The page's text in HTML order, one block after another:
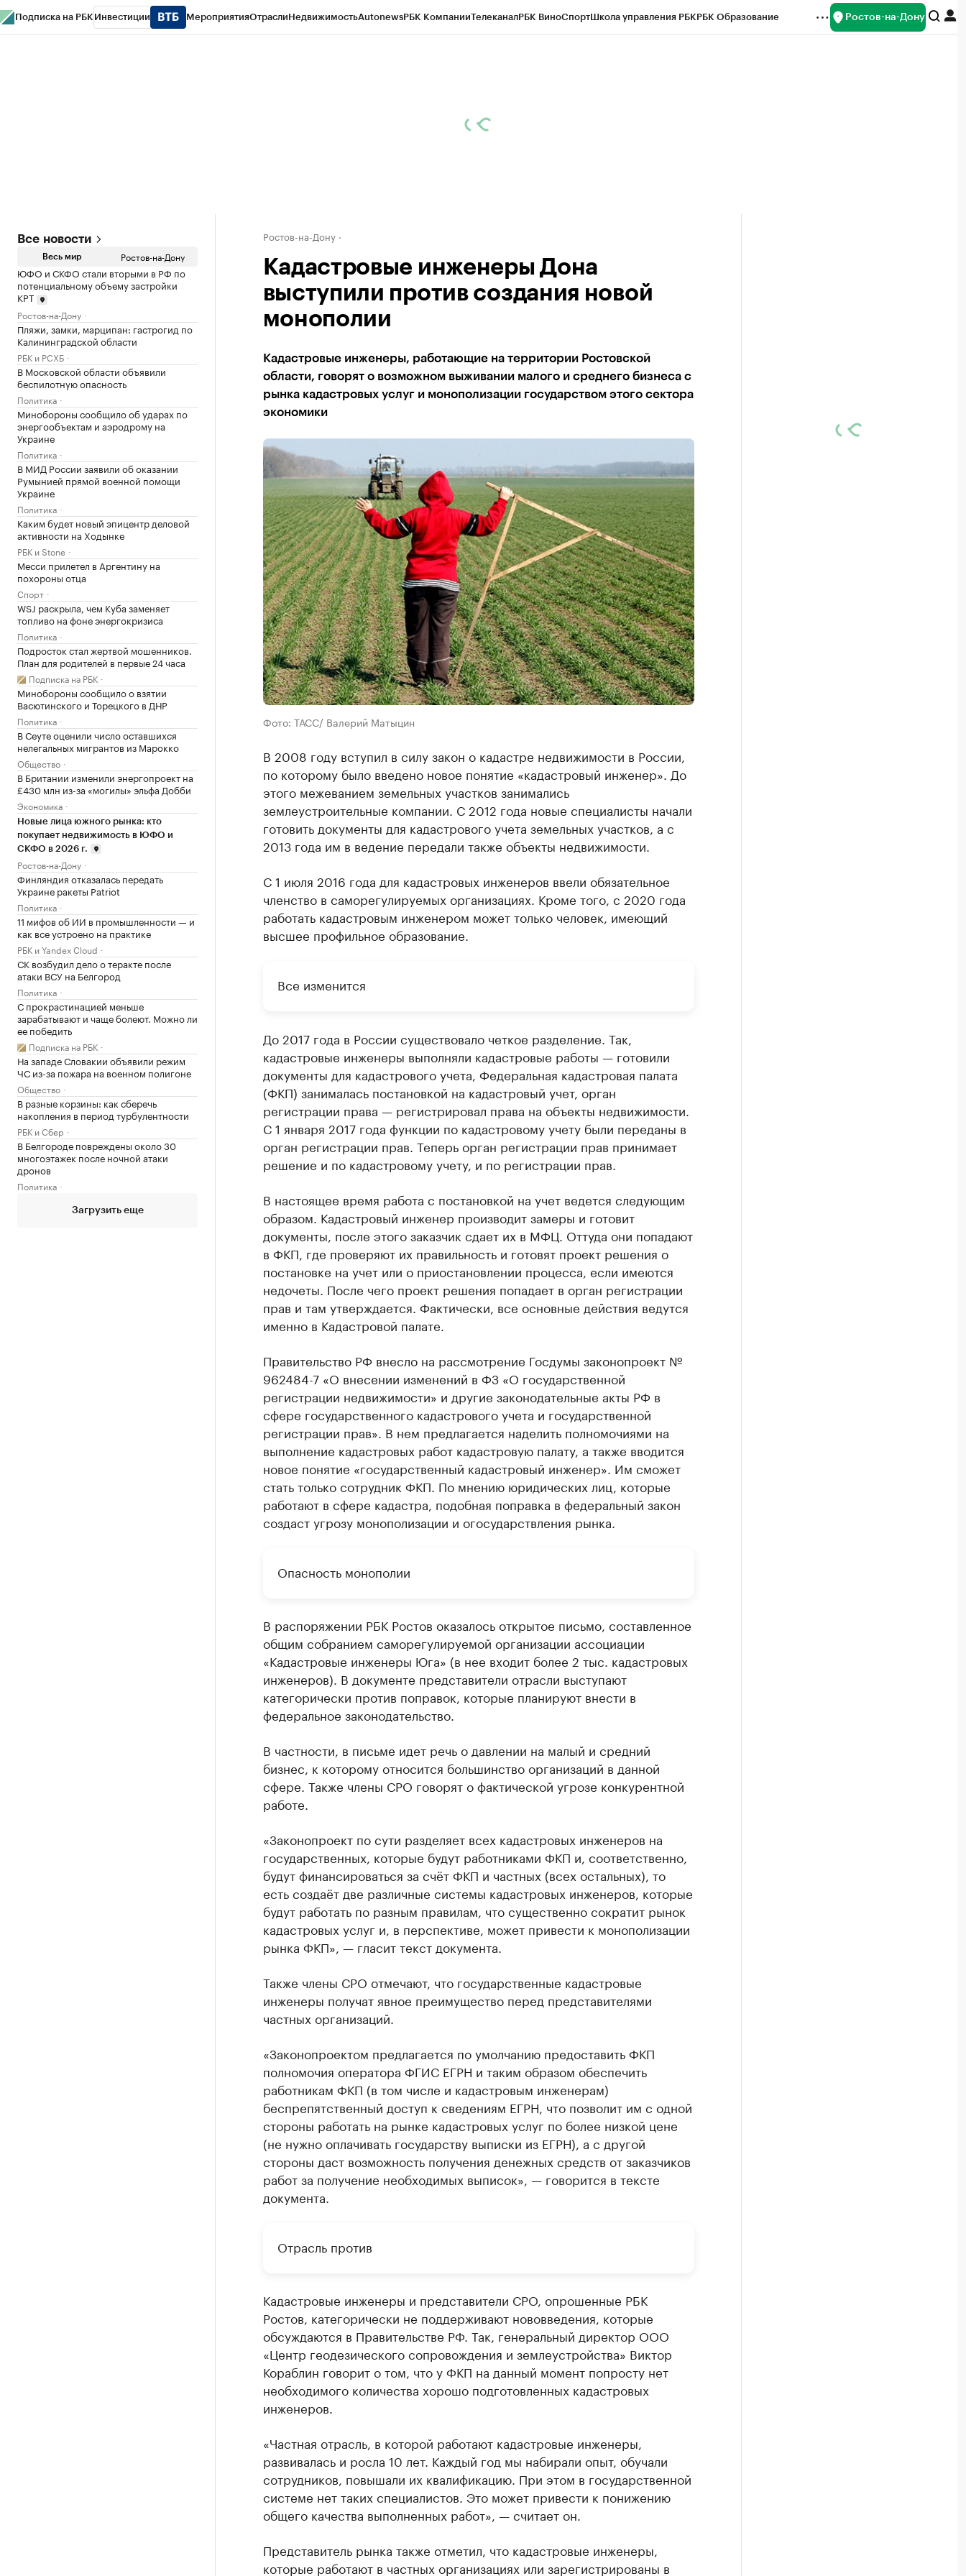
Подписка на РБК Инвестиции МероприятияОтраслиНедвижимостьAutonewsРБК КомпанииТелеканалРБК ВиноСпортШкола управления РБКРБК Образование Ростов-на-Дону
Все новости
Весь мир Ростов-на-Дону
ЮФО и СКФО стали вторыми в РФ по
потенциальному объему застройки
КРТ
Ростов-на-Дону
Пляжи, замки, марципан: гастрогид по
Калининградской области
РБК и РСХБ
В Московской области объявили
беспилотную опасность
Политика
Минобороны сообщило об ударах по
энергообъектам и аэродрому на
Украине
Политика
В МИД России заявили об оказании
Румынией прямой военной помощи
Украине
Политика
Каким будет новый эпицентр деловой
активности на Ходынке
РБК и Stone
Месси прилетел в Аргентину на
похороны отца
Спорт
WSJ раскрыла, чем Куба заменяет
топливо на фоне энергокризиса
Политика
Подросток стал жертвой мошенников.
План для родителей в первые 24 часа
Подписка на РБК
Минобороны сообщило о взятии
Васютинского и Торецкого в ДНР
Политика
В Сеуте оценили число оставшихся
нелегальных мигрантов из Марокко
Общество
В Британии изменили энергопроект на
£430 млн из-за «могилы» эльфа Добби
Экономика
Новые лица южного рынка: кто
покупает недвижимость в ЮФО и
СКФО в 2026 г.
Ростов-на-Дону
Финляндия отказалась передать
Украине ракеты Patriot
Политика
11 мифов об ИИ в промышленности — и
как все устроено на практике
РБК и Yandex Cloud
СК возбудил дело о теракте после
атаки ВСУ на Белгород
Политика
С прокрастинацией меньше
зарабатывают и чаще болеют. Можно ли
ее победить
Подписка на РБК
На западе Словакии объявили режим
ЧС из-за пожара на военном полигоне
Общество
В разные корзины: как сберечь
накопления в период турбулентности
РБК и Сбер
В Белгороде повреждены около 30
многоэтажек после ночной атаки
дронов
Политика
Загрузить еще
Ростов-на-Дону
Кадастровые инженеры Дона
выступили против создания новой
монополии
Кадастровые инженеры, работающие на территории Ростовской
области, говорят о возможном выживании малого и среднего бизнеса с
рынка кадастровых услуг и монополизации государством этого сектора
экономики
Фото: ТАСС/ Валерий Матыцин
В 2008 году вступил в силу закон о кадастре недвижимости в России,
по которому было введено новое понятие «кадастровый инженер». До
этого межеванием земельных участков занимались
землеустроительные компании. С 2012 года новые специалисты начали
готовить документы для кадастрового учета земельных участков, а с
2013 года им в ведение передали также объекты недвижимости.
С 1 июля 2016 года для кадастровых инженеров ввели обязательное
членство в саморегулируемых организациях. Кроме того, с 2020 года
работать кадастровым инженером может только человек, имеющий
высшее профильное образование.
Все изменится
До 2017 года в России существовало четкое разделение. Так,
кадастровые инженеры выполняли кадастровые работы — готовили
документы для кадастрового учета, Федеральная кадастровая палата
(ФКП) занималась постановкой на кадастровый учет, орган
регистрации права — регистрировал права на объекты недвижимости.
С 1 января 2017 года функции по кадастровому учету были переданы в
орган регистрации прав. Теперь орган регистрации прав принимает
решение и по кадастровому учету, и по регистрации прав.
В настоящее время работа с постановкой на учет ведется следующим
образом. Кадастровый инженер производит замеры и готовит
документы, после этого заказчик сдает их в МФЦ. Оттуда они попадают
в ФКП, где проверяют их правильность и готовят проект решения о
постановке на учет или о приостановлении процесса, если имеются
недочеты. После чего проект решения попадает в орган регистрации
прав и там утверждается. Фактически, все основные действия ведутся
именно в Кадастровой палате.
Правительство РФ внесло на рассмотрение Госдумы законопроект №
962484-7 «О внесении изменений в ФЗ «О государственной
регистрации недвижимости» и другие законодательные акты РФ в
сфере государственного кадастрового учета и государственной
регистрации прав». В нем предлагается наделить полномочиями на
выполнение кадастровых работ кадастровую палату, а также вводится
новое понятие «государственный кадастровый инженер». Им сможет
стать только сотрудник ФКП. По мнению юридических лиц, которые
работают в сфере кадастра, подобная поправка в федеральный закон
создаст угрозу монополизации и огосударствления рынка.
Опасность монополии
В распоряжении РБК Ростов оказалось открытое письмо, составленное
общим собранием саморегулируемой организации ассоциации
«Кадастровые инженеры Юга» (в нее входит более 2 тыс. кадастровых
инженеров). В документе представители отрасли выступают
категорически против поправок, которые планируют внести в
федеральное законодательство.
В частности, в письме идет речь о давлении на малый и средний
бизнес, к которому относится большинство организаций в данной
сфере. Также члены СРО говорят о фактической угрозе конкурентной
работе.
«Законопроект по сути разделяет всех кадастровых инженеров на
государственных, которые будут работниками ФКП и, соответственно,
будут финансироваться за счёт ФКП и частных (всех остальных), то
есть создаёт две различные системы кадастровых инженеров, которые
будут работать по разным правилам, что существенно сократит рынок
кадастровых услуг и, в перспективе, может привести к монополизации
рынка ФКП», — гласит текст документа.
Также члены СРО отмечают, что государственные кадастровые
инженеры получат явное преимущество перед представителями
частных организаций.
«Законопроектом предлагается по умолчанию предоставить ФКП
полномочия оператора ФГИС ЕГРН и таким образом обеспечить
работникам ФКП (в том числе и кадастровым инженерам)
беспрепятственный доступ к сведениям ЕГРН, что позволит им с одной
стороны работать на рынке кадастровых услуг по более низкой цене
(не нужно оплачивать государству выписки из ЕГРН), а с другой
стороны даст возможность получения денежных средств от заказчиков
работ за получение необходимых выписок», — говорится в тексте
документа.
Отрасль против
Кадастровые инженеры и представители СРО, опрошенные РБК
Ростов, категорически не поддерживают нововведения, которые
обсуждаются в Правительстве РФ. Так, генеральный директор ООО
«Центр геодезического сопровождения и землеустройства» Виктор
Кораблин говорит о том, что у ФКП на данный момент попросту нет
необходимого количества хорошо подготовленных кадастровых
инженеров.
«Частная отрасль, в которой работают кадастровые инженеры,
развивалась и росла 10 лет. Каждый год мы набирали опыт, обучали
сотрудников, повышали их квалификацию. При этом в государственной
системе нет таких специалистов. Это может привести к понижению
общего качества выполненных работ», — считает он.
Представитель рынка также отметил, что кадастровые инженеры,
которые работают в частных организациях или зарегистрированы в